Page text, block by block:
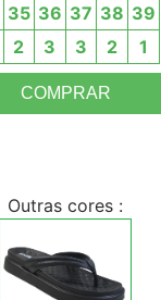
35 36 37 38 39
2 3 3 2 1
Outras cores :